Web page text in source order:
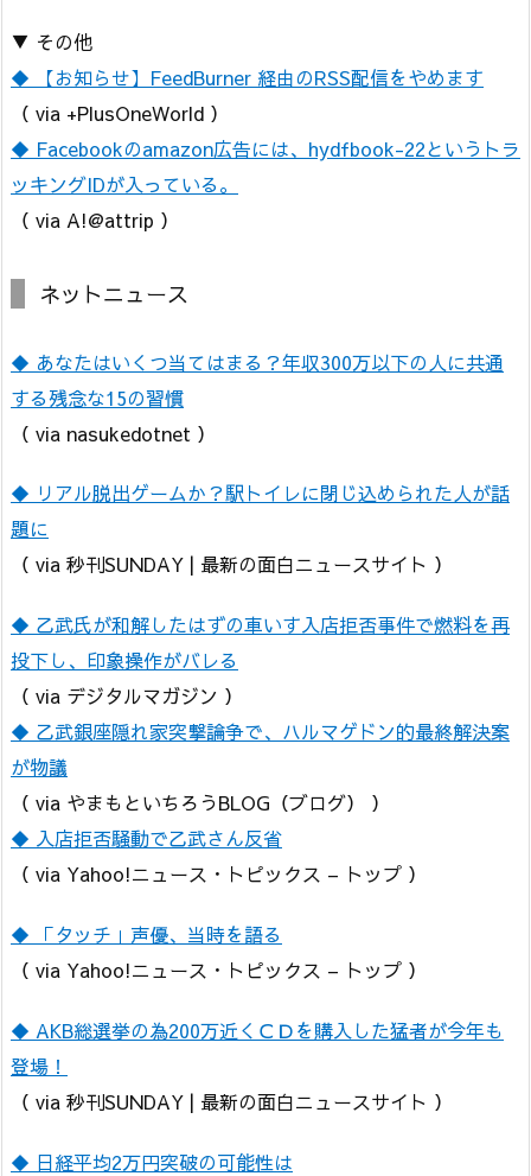
▼ その他
◆ 【お知らせ】FeedBurner 経由のRSS配信をやめます
（ via +PlusOneWorld ）
◆ Facebookのamazon広告には、hydfbook-22というトラ
ッキングIDが入っている。
（ via A!@attrip ）
ネットニュース
◆ あなたはいくつ当てはまる？年収300万以下の人に共通
する残念な15の習慣
（ via nasukedotnet ）
◆ リアル脱出ゲームか？駅トイレに閉じ込められた人が話
題に
（ via 秒刊SUNDAY | 最新の面白ニュースサイト ）
◆ 乙武氏が和解したはずの車いす入店拒否事件で燃料を再
投下し、印象操作がバレる
（ via デジタルマガジン ）
◆ 乙武銀座隠れ家突撃論争で、ハルマゲドン的最終解決案
が物議
（ via やまもといちろうBLOG（ブログ） ）
◆ 入店拒否騒動で乙武さん反省
（ via Yahoo!ニュース・トピックス – トップ ）
◆ 「タッチ」声優、当時を語る
（ via Yahoo!ニュース・トピックス – トップ ）
◆ AKB総選挙の為200万近くＣＤを購入した猛者が今年も
登場！
（ via 秒刊SUNDAY | 最新の面白ニュースサイト ）
◆ 日経平均2万円突破の可能性は